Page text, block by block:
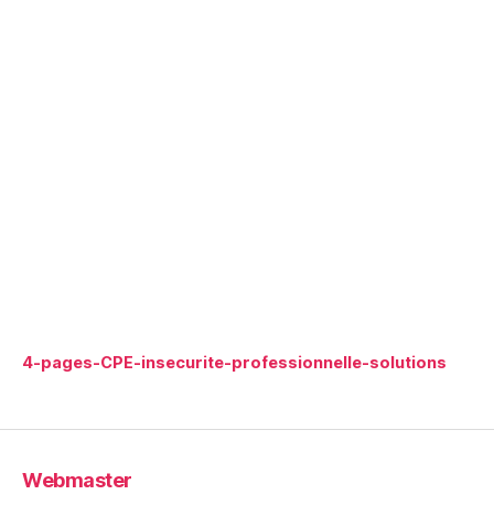
4-pages-CPE-insecurite-professionnelle-solutions
Webmaster